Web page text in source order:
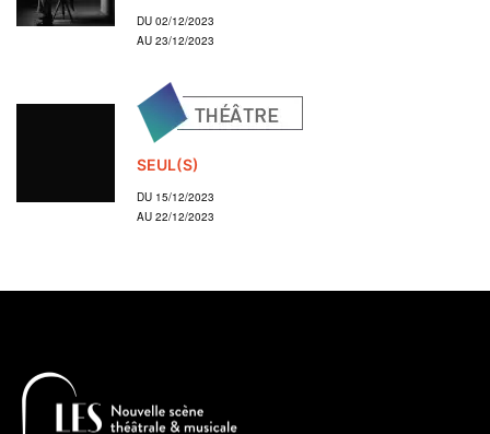
DU 02/12/2023
AU 23/12/2023
SEUL(S)
DU 15/12/2023
AU 22/12/2023